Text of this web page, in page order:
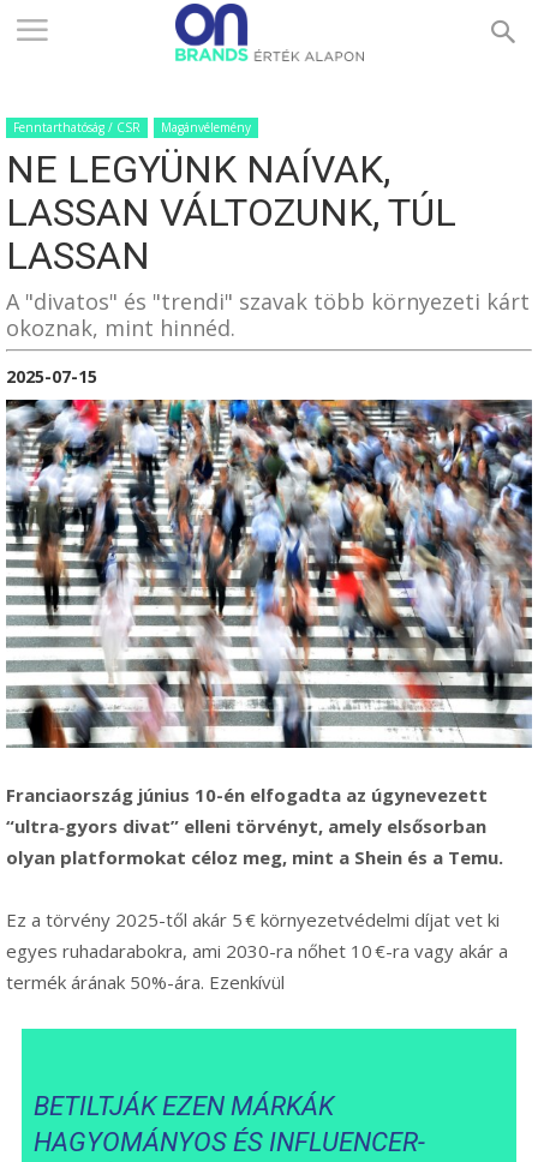
ONBRANDS
–
ÉRTÉK
ALAPON
Fenntarthatóság / CSR Magánvélemény
NE LEGYÜNK NAÍVAK,
LASSAN VÁLTOZUNK, TÚL
LASSAN
A "divatos" és "trendi" szavak több környezeti kárt
okoznak, mint hinnéd.
2025-07-15
Franciaország június 10-én elfogadta az úgynevezett
“ultra‑gyors divat” elleni törvényt, amely elsősorban
olyan platformokat céloz meg, mint a Shein és a Temu.
Ez a törvény 2025-től akár 5 € környezetvédelmi díjat vet ki
egyes ruhadarabokra, ami 2030-ra nőhet 10 €-ra vagy akár a
termék árának 50%-ára. Ezenkívül
BETILTJÁK EZEN MÁRKÁK
HAGYOMÁNYOS ÉS INFLUENCER-